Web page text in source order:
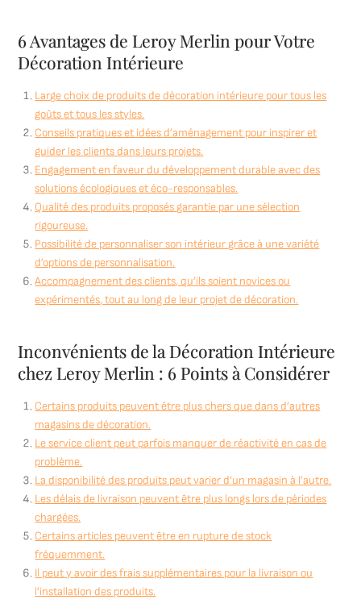
6 Avantages de Leroy Merlin pour Votre
Décoration Intérieure
Large choix de produits de décoration intérieure pour tous les
goûts et tous les styles.
Conseils pratiques et idées d’aménagement pour inspirer et
guider les clients dans leurs projets.
Engagement en faveur du développement durable avec des
solutions écologiques et éco-responsables.
Qualité des produits proposés garantie par une sélection
rigoureuse.
Possibilité de personnaliser son intérieur grâce à une variété
d’options de personnalisation.
Accompagnement des clients, qu’ils soient novices ou
expérimentés, tout au long de leur projet de décoration.
Inconvénients de la Décoration Intérieure
chez Leroy Merlin : 6 Points à Considérer
Certains produits peuvent être plus chers que dans d’autres
magasins de décoration.
Le service client peut parfois manquer de réactivité en cas de
problème.
La disponibilité des produits peut varier d’un magasin à l’autre.
Les délais de livraison peuvent être plus longs lors de périodes
chargées.
Certains articles peuvent être en rupture de stock
fréquemment.
Il peut y avoir des frais supplémentaires pour la livraison ou
l’installation des produits.